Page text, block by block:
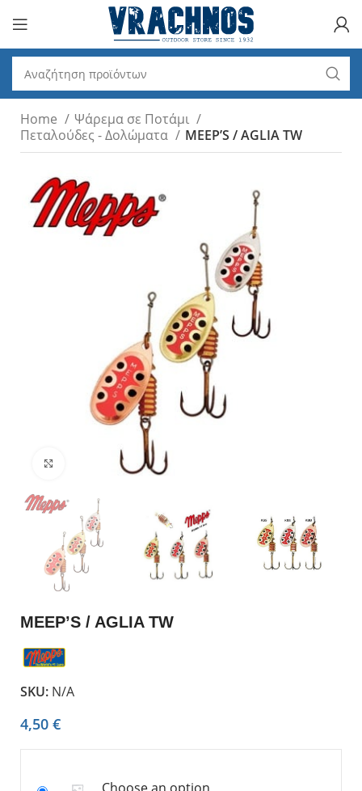
Home
Ψάρεμα σε Ποτάμι
Πεταλούδες - Δολώματα
MEEP’S / AGLIA TW
Click to enlarge
MEEP’S / AGLIA TW
SKU: N/A
4,50 €